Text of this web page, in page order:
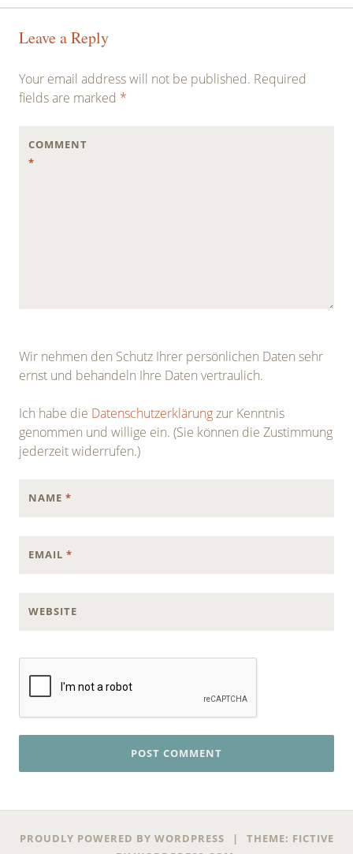
Post
navigation
Leave a Reply
Your email address will not be published. Required
fields are marked *
COMMENT
*
Wir nehmen den Schutz Ihrer persönlichen Daten sehr
ernst und behandeln Ihre Daten vertraulich.
Ich habe die Datenschutzerklärungzur Kenntnis
genommen und willige ein. (Sie können die Zustimmung
jederzeit widerrufen.)
NAME *
EMAIL *
WEBSITE
PROUDLY POWERED BY WORDPRESS |
THEME: FICTIVE